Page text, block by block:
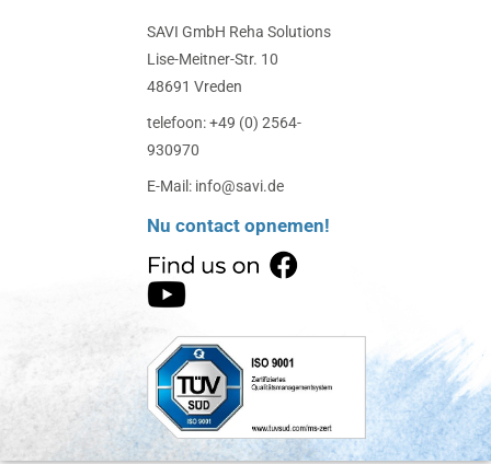
SAVI GmbH Reha Solutions
Lise-Meitner-Str. 10
48691 Vreden
telefoon: +49 (0) 2564-
930970
E-Mail: info@savi.de
Nu contact opnemen!